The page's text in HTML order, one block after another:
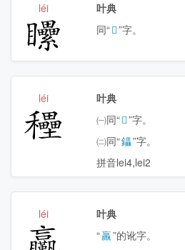
𥍔
léi
叶典
同“𥉹”字。
𥤐
léi
叶典
㈠同“𥣬”字。
㈡同“鑘”字。
拼音lei4,lei2
𦣄
léi
叶典
“羸”的讹字。